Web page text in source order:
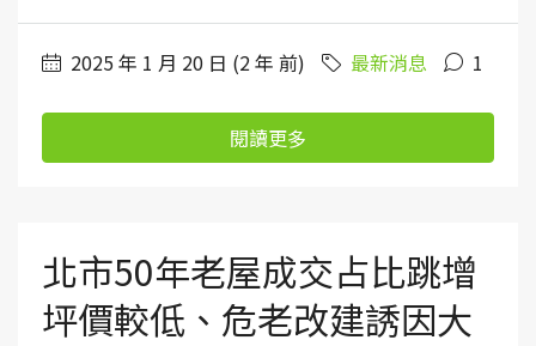
2025 年 1 月 20 日 (2 年 前) 最新消息 1
閱讀更多
北市50年老屋成交占比跳增
坪價較低、危老改建誘因大